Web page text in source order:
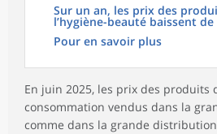
Sur un an, les prix des
l’hygiène-beauté baissent
Pour en savoir plus
En juin 2025, les prix des produits
consommation vendus dans la
comme dans la grande